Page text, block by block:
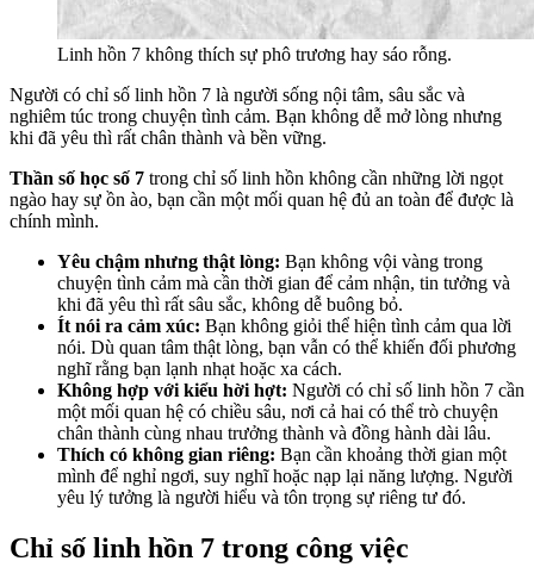
Linh hồn 7 không thích sự phô trương hay sáo rỗng.
Người có chỉ số linh hồn 7 là người sống nội tâm, sâu sắc và
nghiêm túc trong chuyện tình cảm. Bạn không dễ mở lòng nhưng
khi đã yêu thì rất chân thành và bền vững.
Thần số học số 7 trong chỉ số linh hồn không cần những lời ngọt
ngào hay sự ồn ào, bạn cần một mối quan hệ đủ an toàn để được là
chính mình.
Yêu chậm nhưng thật lòng: Bạn không vội vàng trong
chuyện tình cảm mà cần thời gian để cảm nhận, tin tưởng và
khi đã yêu thì rất sâu sắc, không dễ buông bỏ.
Ít nói ra cảm xúc: Bạn không giỏi thể hiện tình cảm qua lời
nói. Dù quan tâm thật lòng, bạn vẫn có thể khiến đối phương
nghĩ rằng bạn lạnh nhạt hoặc xa cách.
Không hợp với kiểu hời hợt: Người có chỉ số linh hồn 7 cần
một mối quan hệ có chiều sâu, nơi cả hai có thể trò chuyện
chân thành cùng nhau trưởng thành và đồng hành dài lâu.
Thích có không gian riêng: Bạn cần khoảng thời gian một
mình để nghỉ ngơi, suy nghĩ hoặc nạp lại năng lượng. Người
yêu lý tưởng là người hiểu và tôn trọng sự riêng tư đó.
Chỉ số linh hồn 7 trong công việc